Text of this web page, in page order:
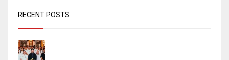
RECENT POSTS